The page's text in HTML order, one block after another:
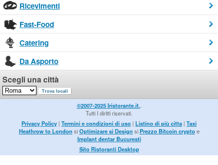
Ricevimenti
Fast-Food
Catering
Da Asporto
Scegli una città
©2007-2025 Iristorante.it..
Tutti I diritti riservati.
Privacy Policy | Termini e condizioni di uso | Listino di più citta | Taxi
Heathrow to London siOptimizare si Design siPrezzo Bitcoin cryptoe
Implant dentar Bucuresti
Sito Ristoranti Desktop